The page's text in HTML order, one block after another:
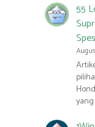
55